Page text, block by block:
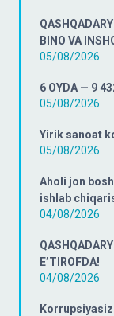
BINO VA
05/08/2026
6 OYDA — 9
05/08/2026
Yirik sanoat
05/08/2026
Aholi jon
ishlab
04/08/2026
E’TIROFDA!
04/08/2026